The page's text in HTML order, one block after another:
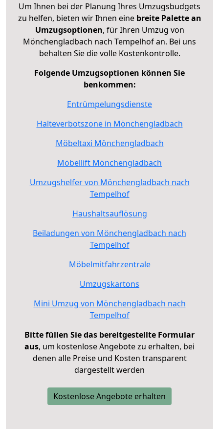
Um Ihnen bei der Planung Ihres Umzugsbudgets
zu helfen, bieten wir Ihnen eine breite Palette an
Umzugsoptionen, für Ihren Umzug von
Mönchengladbach nach Tempelhof an. Bei uns
behalten Sie die volle Kostenkontrolle.
Folgende Umzugsoptionen können Sie
benkommen:
Entrümpelungsdienste
Halteverbotszone in Mönchengladbach
Möbeltaxi Mönchengladbach
Möbellift Mönchengladbach
Umzugshelfer von Mönchengladbach nach
Tempelhof
Haushaltsauflösung
Beiladungen von Mönchengladbach nach
Tempelhof
Möbelmitfahrzentrale
Umzugskartons
Mini Umzug von Mönchengladbach nach
Tempelhof
Bitte füllen Sie das bereitgestellte Formular
aus, um kostenlose Angebote zu erhalten, bei
denen alle Preise und Kosten transparent
dargestellt werden
Kostenlose Angebote erhalten